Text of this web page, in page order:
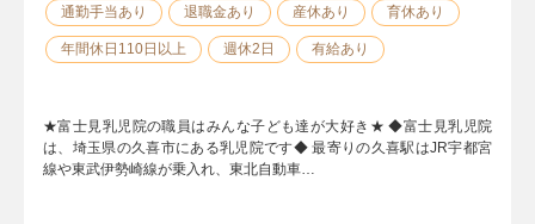
通勤手当あり 退職金あり 産休あり 育休あり
年間休日110日以上 週休2日 有給あり
★富士見乳児院の職員はみんな子ども達が大好き★ ◆富士見乳児院
は、埼玉県の久喜市にある乳児院です◆ 最寄りの久喜駅はJR宇都宮
線や東武伊勢崎線が乗入れ、東北自動車…